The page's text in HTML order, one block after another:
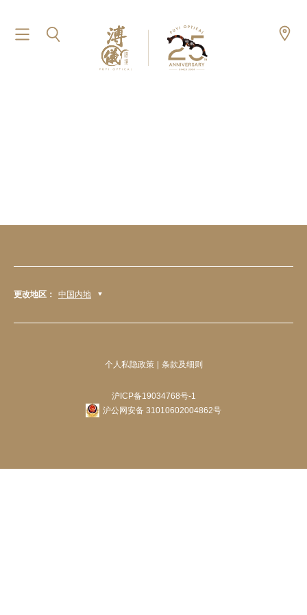
更改地区： 中国内地
个人私隐政策 条款及细则
沪ICP备19034768号-1
沪公网安备 31010602004862号